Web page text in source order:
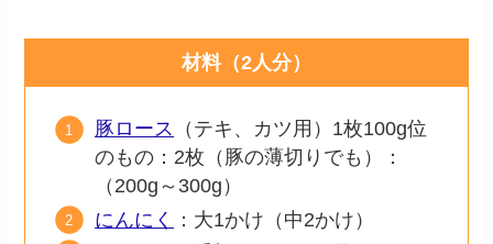
材料（2人分）
豚ロース
（テキ、カツ用）1枚100g位
のもの：2枚（豚の薄切りでも）：
（200g～300g）
にんにく
：大1かけ（中2かけ）